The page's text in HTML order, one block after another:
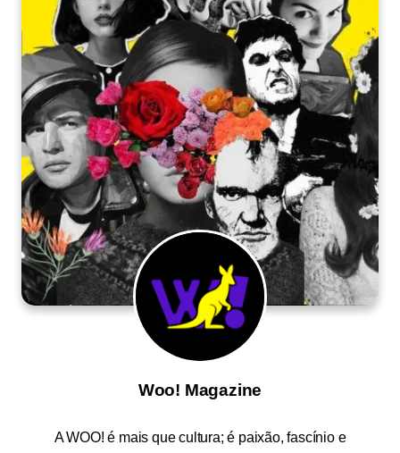
Woo! Magazine
AWOO! é mais que cultura; é paixão, fascínio e